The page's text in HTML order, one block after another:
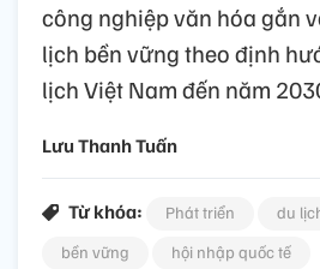
công nghiệp văn hóa gắn
lịch bền vững theo định
lịch Việt Nam đến năm
Lưu Thanh Tuấn
Từ khóa: Phát triển
du
bền vững
hội nhập quốc tế